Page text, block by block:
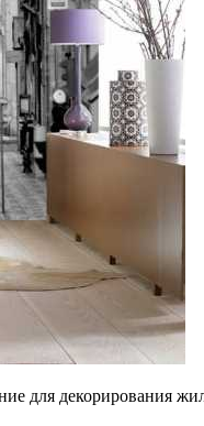
для декорирования